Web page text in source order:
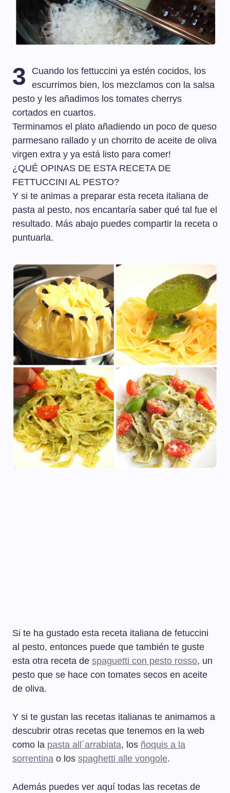
3
Cuando los fettuccini ya estén cocidos, los
escurrimos bien, los mezclamos con la salsa
pesto y les añadimos los tomates cherrys
cortados en cuartos.
Terminamos el plato añadiendo un poco de queso
parmesano rallado y un chorrito de aceite de oliva
virgen extra y ya está listo para comer!
¿QUÉ OPINAS DE ESTA RECETA DE
FETTUCCINI AL PESTO?
Y si te animas a preparar esta receta italiana de
pasta al pesto, nos encantaría saber qué tal fue el
resultado. Más abajo puedes compartir la receta o
puntuarla.
Si te ha gustado esta receta italiana de fetuccini
al pesto, entonces puede que también te guste
esta otra receta de spaguetti con pesto rosso, un
pesto que se hace con tomates secos en aceite
de oliva.
Y si te gustan las recetas italianas te animamos a
descubrir otras recetas que tenemos en la web
como la pasta all´arrabiata, los ñoquis a la
sorrentina o los spaghetti alle vongole.
Además puedes ver aquí todas las recetas de